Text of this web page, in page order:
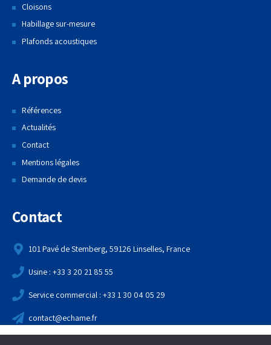
Cloisons
Habillage sur-mesure
Plafonds acoustiques
A propos
Références
Actualités
Contact
Mentions légales
Demande de devis
Contact
101 Pavé de Stemberg, 59126 Linselles, France
Usine : +33 3 20 21 85 55
Service commercial : +33 1 30 04 05 29
contact@echame.fr